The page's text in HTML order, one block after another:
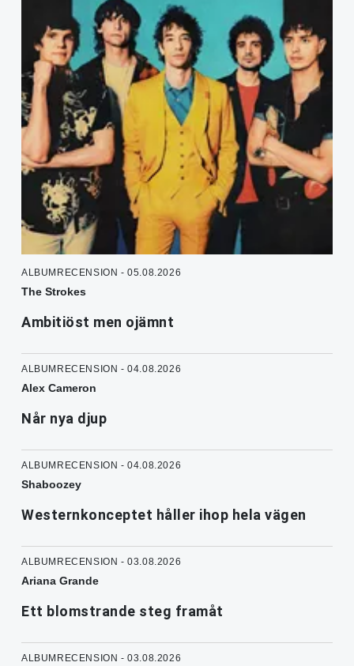
ALBUMRECENSION - 05.08.2026
The Strokes
Ambitiöst men ojämnt
ALBUMRECENSION - 04.08.2026
Alex Cameron
Når nya djup
ALBUMRECENSION - 04.08.2026
Shaboozey
Westernkonceptet håller ihop hela vägen
ALBUMRECENSION - 03.08.2026
Ariana Grande
Ett blomstrande steg framåt
ALBUMRECENSION - 03.08.2026